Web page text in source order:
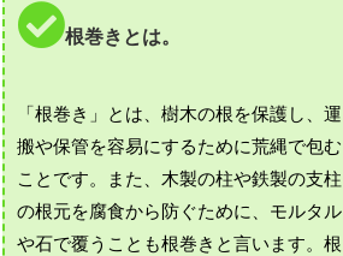
根巻きとは。
「根巻き」とは、樹木の根を保護し、運
搬や保管を容易にするために荒縄で包む
ことです。また、木製の柱や鉄製の支柱
の根元を腐食から防ぐために、モルタル
や石で覆うことも根巻きと言います。根